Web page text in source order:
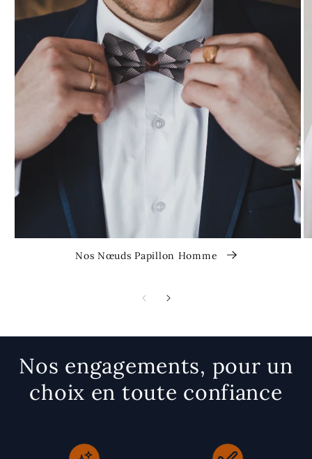
Nos Nœuds Papillon Homme
Nos engagements, pour un
choix en toute confiance